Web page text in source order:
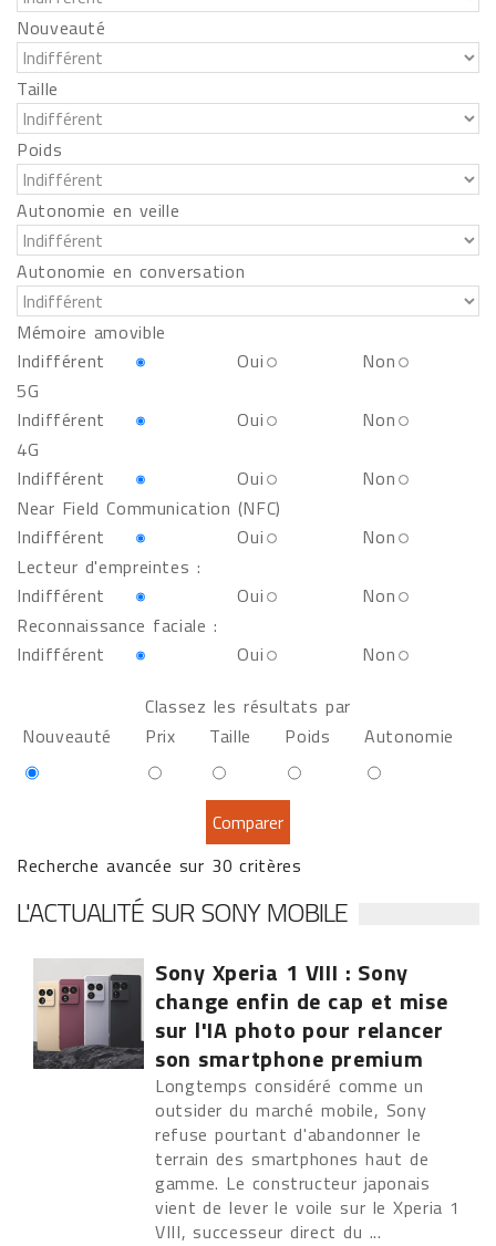
Nouveauté
Taille
Poids
Autonomie en veille
Autonomie en conversation
Mémoire amovible
Indifférent
Oui
Non
5G
Indifférent
Oui
Non
4G
Indifférent
Oui
Non
Near Field Communication (NFC)
Indifférent
Oui
Non
Lecteur d'empreintes :
Indifférent
Oui
Non
Reconnaissance faciale :
Indifférent
Oui
Non
Classez les résultats par
Nouveauté
Prix Taille Poids Autonomie
Recherche avancée sur 30 critères
L'ACTUALITÉ SUR SONY MOBILE
Sony Xperia 1 VIII : Sony
change enfin de cap et mise
sur l'IA photo pour relancer
son smartphone premium
Longtemps considéré comme un
outsider du marché mobile, Sony
refuse pourtant d'abandonner le
terrain des smartphones haut de
gamme. Le constructeur japonais
vient de lever le voile sur le Xperia 1
VIII, successeur direct du ...